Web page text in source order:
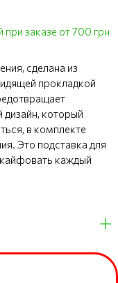
заказе от 700 грн
сделана из
прокладкой
который
в комплекте
Это подставка для
каждый